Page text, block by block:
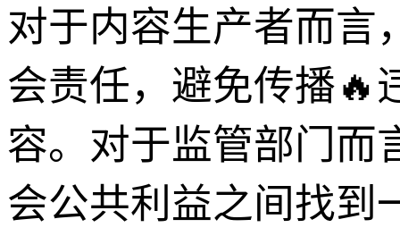
对于内容生产者而言
会责任，避免传播🔥
容。对于监管部门而
会公共利益之间找到